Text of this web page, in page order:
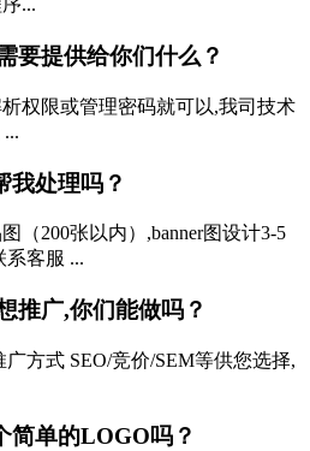
...
要提供给你们什么？
权限或管理密码就可以,我司技术
我处理吗？
（200张以内）,banner图设计3-5
系客服 ...
推广,你们能做吗？
方式 SEO/竞价/SEM等供您选择,
简单的LOGO吗？